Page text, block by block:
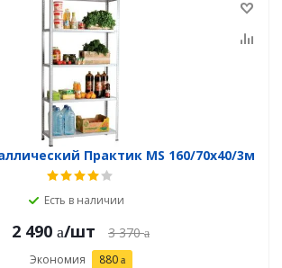
Практик MS 160/70х40/3м
Есть в наличии
2 490 /шт 3 370
Экономия 880